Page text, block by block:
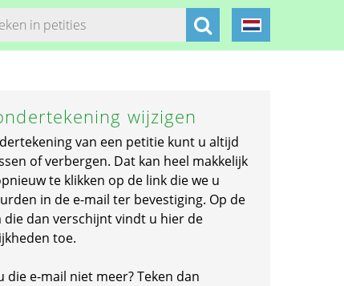
wijzigen
van een petitie kunt u altijd
of verbergen. Dat kan heel makkelijk
te klikken op de link die we u
in de e-mail ter bevestiging. Op de
die dan verschijnt vindt u hier de
toe.
die e-mail niet meer? Teken dan